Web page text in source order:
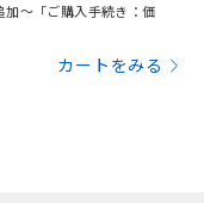
～「ご購入手続き：価
カートをみる